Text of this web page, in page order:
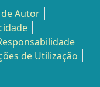
Autor
de Utilização